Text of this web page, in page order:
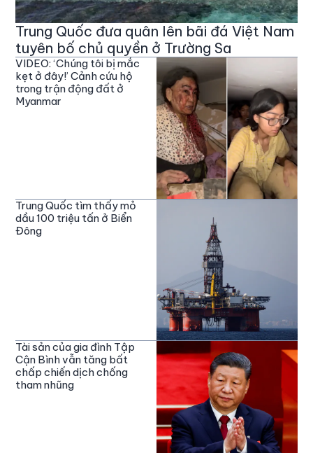
Trung Quốc đưa quân lên bãi đá Việt Nam
tuyên bố chủ quyền ở Trường Sa
VIDEO: ‘Chúng tôi bị mắc
kẹt ở đây!’ Cảnh cứu hộ
trong trận động đất ở
Myanmar
Trung Quốc tìm thấy mỏ
dầu 100 triệu tấn ở Biển
Đông
Tài sản của gia đình Tập
Cận Bình vẫn tăng bất
chấp chiến dịch chống
tham nhũng